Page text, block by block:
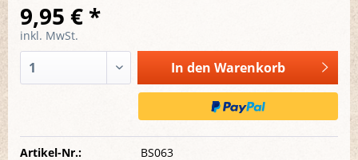
9,95 € *
inkl. MwSt.
In den Warenkorb
Artikel-Nr.: BS063